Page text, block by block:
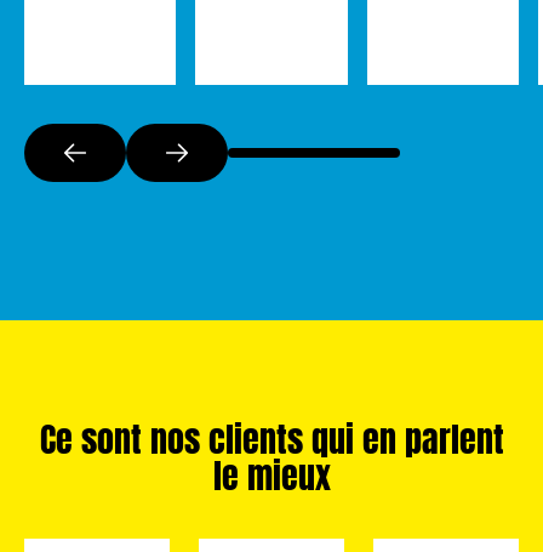
Ce sont nos clients qui en parlent
le mieux